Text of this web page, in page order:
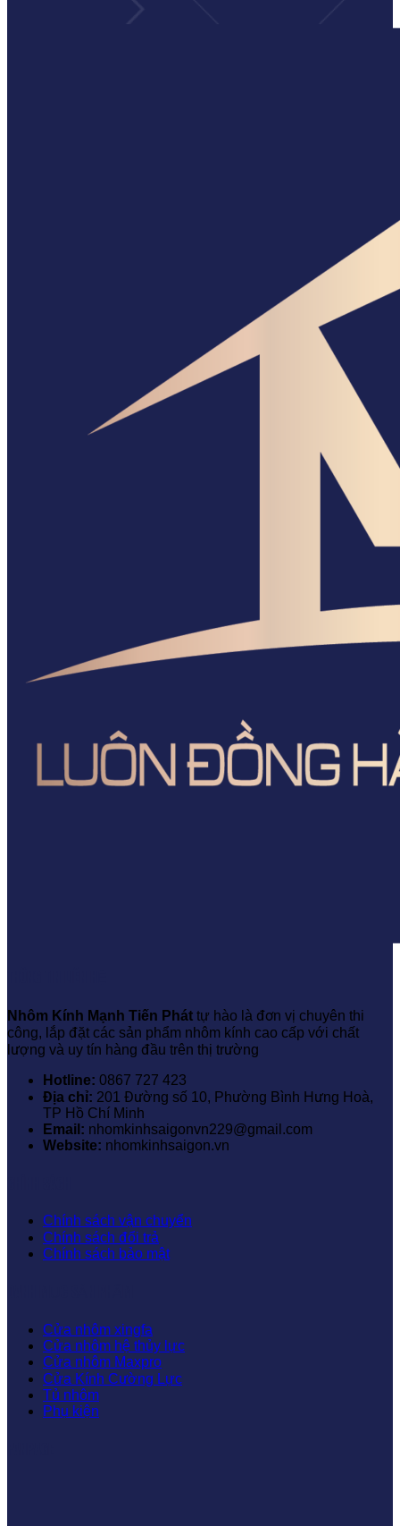
Nhôm Kính Mạnh Tiến Phát tự hào là đơn vị chuyên thi
công, lắp đặt các sản phẩm nhôm kính cao cấp với chất
lượng và uy tín hàng đầu trên thị trường
Hotline: 0867 727 423
Địa chỉ: 201 Đường số 10, Phường Bình Hưng Hoà,
TP Hồ Chí Minh
Email: nhomkinhsaigonvn229@gmail.com
Website: nhomkinhsaigon.vn
Chính sách vận chuyển
Chính sách đổi trả
Chính sách bảo mật
Cửa nhôm xingfa
Cửa nhôm hệ thủy lực
Cửa nhôm Maxpro
Cửa Kính Cường Lực
Tủ nhôm
Phụ kiện